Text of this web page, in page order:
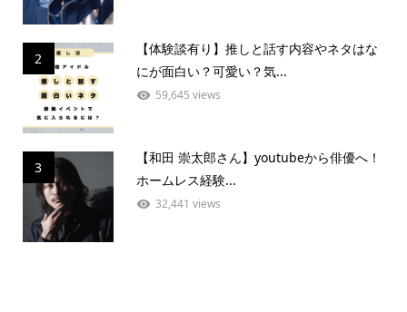
2
【体験談有り】推しと話す内容やネタはな
にが面白い？可愛い？気...
59,645 views
3
【和田 崇太郎さん】youtubeから俳優へ！
ホームレス経験...
32,441 views